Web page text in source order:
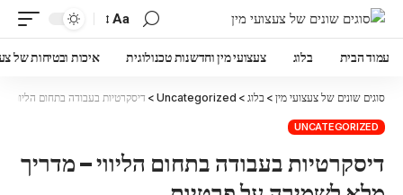
Aa
עמוד הבית בלוג צעצועי מין וחדשנות טכנולוגית איכות ובטיחות של
סוגים שונים של צעצועי מין > בלוג >
Uncategorized
> דיסקרטיות בעבודה בתחום הליווי
UNCATEGORIZED
דיסקרטיות בעבודה בתחום הליווי – מדריך